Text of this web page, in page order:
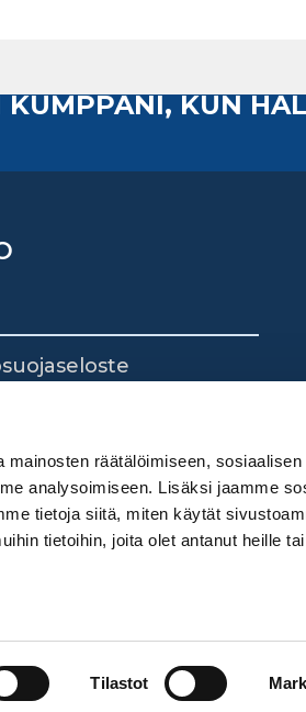
räätälöimiseen, sosiaalisen
analysoimiseen. Lisäksi jaamme
tietoja siitä, miten käytät
tietoihin, joita olet antanut heille
Tilastot
KUN
Donetti